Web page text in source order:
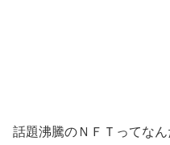
話題沸騰のＮＦＴってな